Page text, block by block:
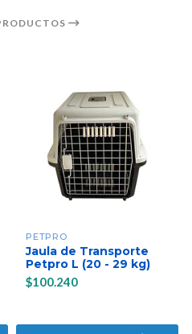
PETPRO
Jaula de Transporte
Petpro L (20 - 29 kg)
$100.240